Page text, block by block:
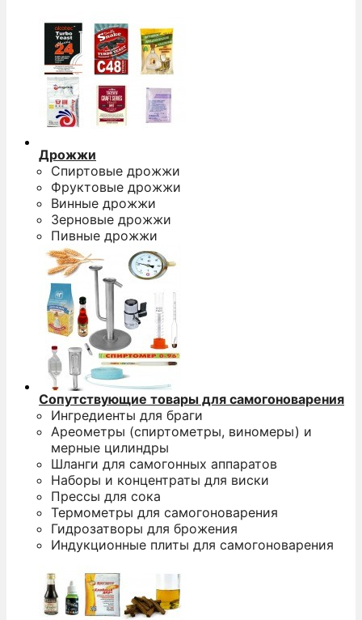
Дрожжи
Спиртовые дрожжи
Фруктовые дрожжи
Винные дрожжи
Зерновые дрожжи
Пивные дрожжи
Сопутствующие товары для самогоноварения
Ингредиенты для браги
Ареометры (спиртометры, виномеры) и
мерные цилиндры
Шланги для самогонных аппаратов
Наборы и концентраты для виски
Прессы для сока
Термометры для самогоноварения
Гидрозатворы для брожения
Индукционные плиты для самогоноварения